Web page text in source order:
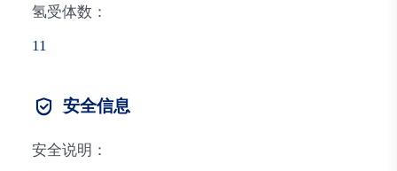
氢受体数：
11
安全信息
安全说明：